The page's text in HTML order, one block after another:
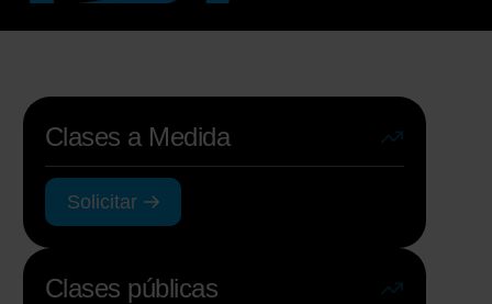
Clases a Medida
Solicitar
Clases públicas